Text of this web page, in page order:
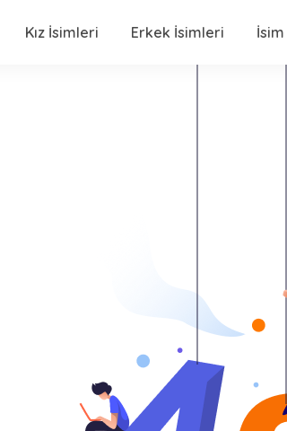
Kız İsimleri Erkek İsimleri